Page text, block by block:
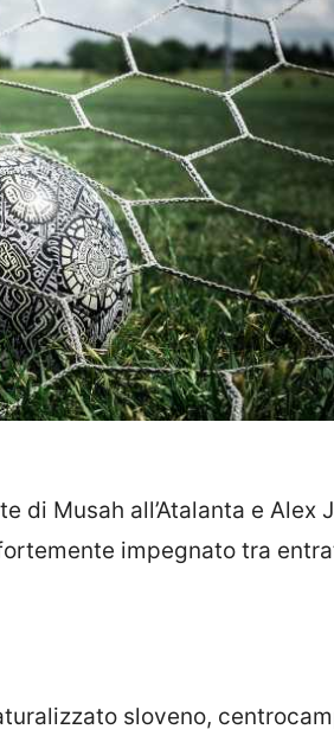
di Musah all’Atalanta e Alex
impegnato tra
sloveno,